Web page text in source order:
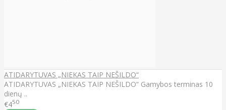
ATIDARYTUVAS „NIEKAS TAIP NEŠILDO“
ATIDARYTUVAS „NIEKAS TAIP NEŠILDO“ Gamybos terminas 10
dienų ..
€450